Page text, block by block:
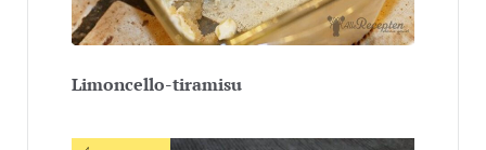
Limoncello-tiramisu